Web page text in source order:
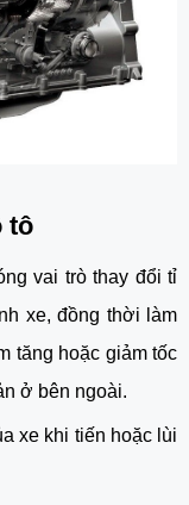
tô
vai trò thay đổi tỉ
xe, đồng thời làm
tăng hoặc giảm tốc
ở bên ngoài.
xe khi tiến hoặc lùi